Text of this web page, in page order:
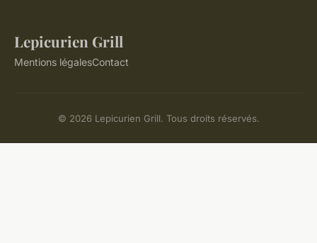
Lepicurien Grill
Mentions légalesContact
© 2026 Lepicurien Grill. Tous droits réservés.